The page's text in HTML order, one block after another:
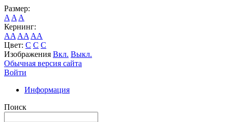
Размер:
A A A
Кернинг:
AA AA AA
Цвет: C C C
Изображения Вкл. Выкл.
Обычная версия сайта
Войти
Информация
Поиск